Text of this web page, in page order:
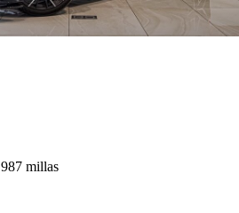
987 millas